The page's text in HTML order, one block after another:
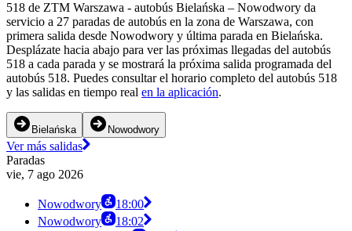
518 de ZTM Warszawa - autobús Bielańska – Nowodwory da
servicio a 27 paradas de autobús en la zona de Warszawa, con
primera salida desde Nowodwory y última parada en Bielańska.
Desplázate hacia abajo para ver las próximas llegadas del autobús
518 a cada parada y se mostrará la próxima salida programada del
autobús 518. Puedes consultar el horario completo del autobús 518
y las salidas en tiempo real en la aplicación.
Bielańska Nowodwory
Ver más salidas
Paradas
vie, 7 ago 2026
Nowodwory
18:00
Nowodwory
18:02